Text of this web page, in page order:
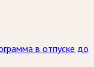
в отпуске до